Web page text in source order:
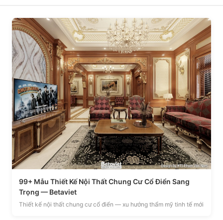
99+ Mẫu Thiết Kế Nội Thất Chung Cư Cổ Điển Sang
Trọng — Betaviet
Thiết kế nội thất chung cư cổ điển — xu hướng thẩm mỹ tinh tế mới